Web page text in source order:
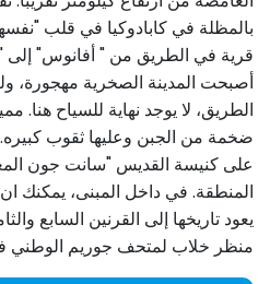
بالمظلة في كابادوكيا في قلب
قرية في الطريق من " أفانوس" إلى
أصبحت المدينة الصخرية مهجورة،
الطريق، لا يوجد نهاية للسياح هنا.
ضخمة من الجبن وعليها ثقوب
على كنيسة القديس "سانت جون
المنطقة. في داخل المبنى، يمكنك
يعود تاريخها إلى القرنين السابع
منظر خلاب لمتحف جوريم الوطني